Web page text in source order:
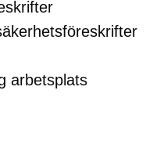
arbetsplats